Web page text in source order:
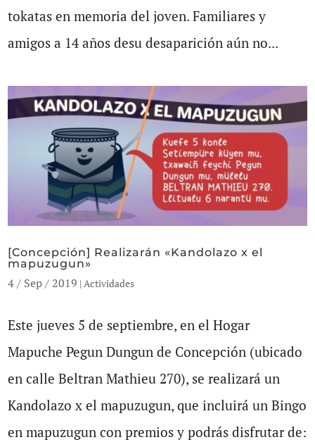
tokatas en memoria del joven. Familiares y
amigos a 14 años desu desaparición aún no...
[Concepción] Realizarán «Kandolazo x el
mapuzugun»
4 / Sep / 2019 |Actividades
Este jueves 5 de septiembre, en el Hogar
Mapuche Pegun Dungun de Concepción (ubicado
en calle Beltran Mathieu 270), se realizará un
Kandolazo x el mapuzugun, que incluirá un Bingo
en mapuzugun con premios y podrás disfrutar de: